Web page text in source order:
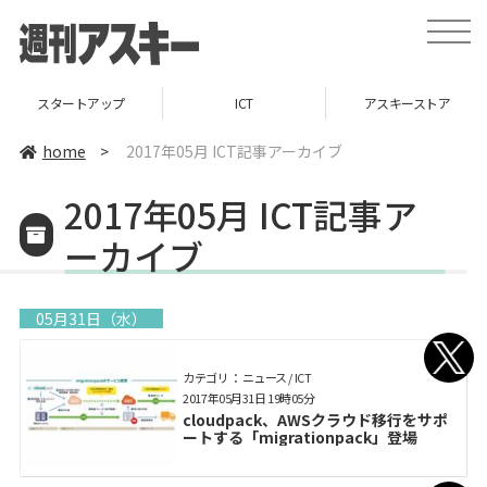
toggle
インフォメ
home > 2017年05月 ICT記事アーカイブ
2017年05月 ICT記事ア
ーカイブ
05月31日（水）
カテゴリ： ニュース / ICT
cloudpack、AWSクラウド移行をサポ
ートする「migrationpack」登場
2017年05月31日 19時05分